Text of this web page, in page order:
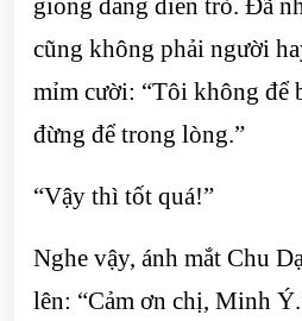
giống đang diễn trò. Đã
cũng không phải người
mỉm cười: “Tôi không để
đừng để trong lòng.”
“Vậy thì tốt quá!”
Nghe vậy, ánh mắt Chu
lên: “Cảm ơn chị, Minh